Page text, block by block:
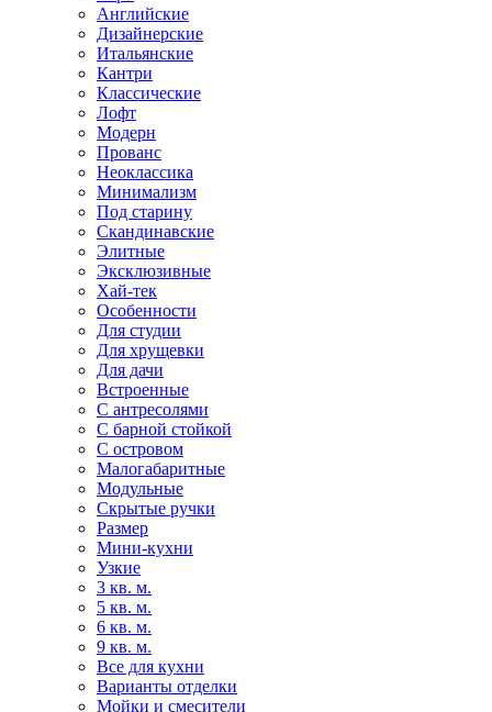
Английские
Дизайнерские
Итальянские
Кантри
Классические
Лофт
Модерн
Прованс
Неоклассика
Минимализм
Под старину
Скандинавские
Элитные
Эксклюзивные
Хай-тек
Особенности
Для студии
Для хрущевки
Для дачи
Встроенные
С антресолями
С барной стойкой
С островом
Малогабаритные
Модульные
Скрытые ручки
Размер
Мини-кухни
Узкие
3 кв. м.
5 кв. м.
6 кв. м.
9 кв. м.
Все для кухни
Варианты отделки
Мойки и смесители